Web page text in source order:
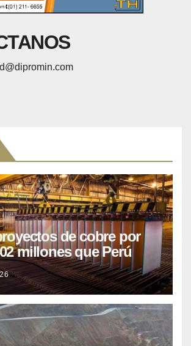
de cobre por
millones que Perú